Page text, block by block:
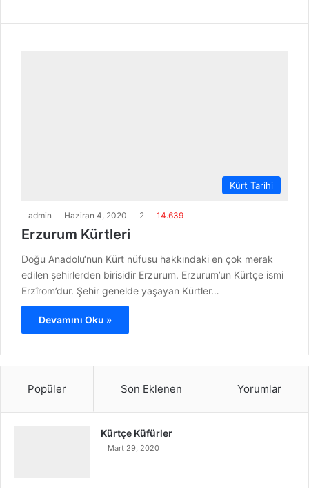
Kürt Tarihi
admin Haziran 4, 2020 2 14.639
Erzurum Kürtleri
Doğu Anadolu‘nun Kürt nüfusu hakkındaki en çok merak
edilen şehirlerden birisidir Erzurum. Erzurum’un Kürtçe ismi
Erzîrom’dur. Şehir genelde yaşayan Kürtler…
Devamını Oku »
Popüler Son Eklenen Yorumlar
Kürtçe Küfürler
Mart 29, 2020